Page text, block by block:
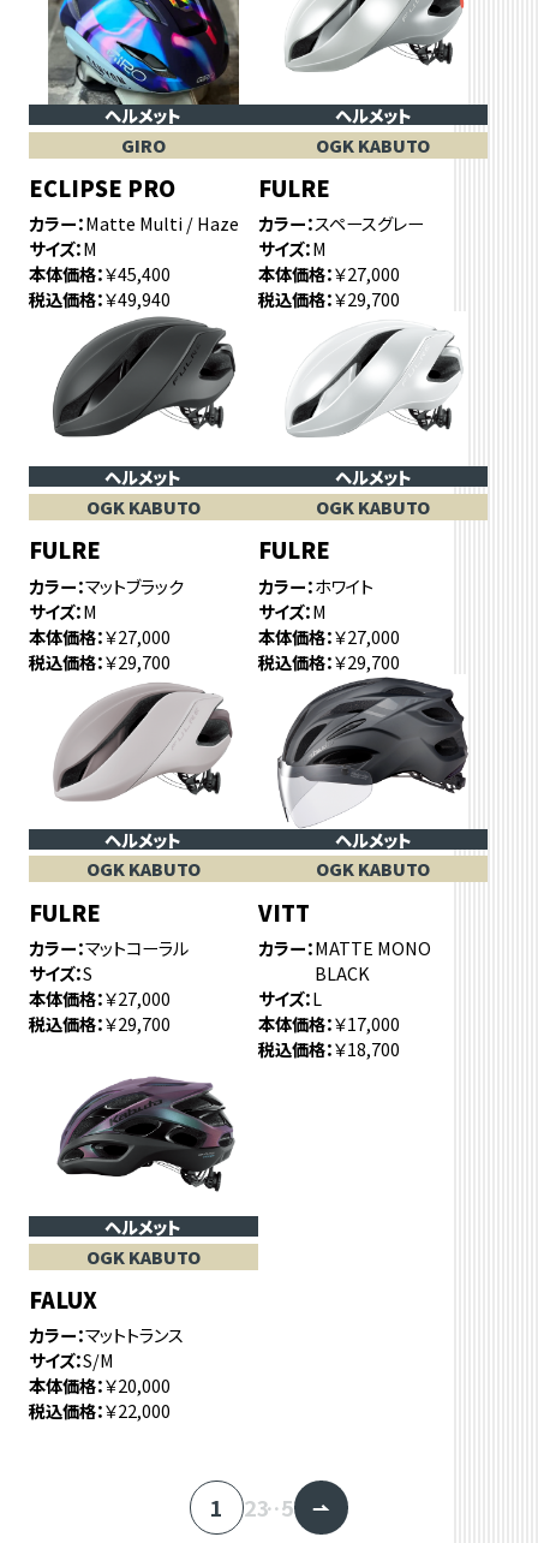
ヘルメット
GIRO
ECLIPSE PRO
カラー Matte Multi / Haze
サイズ M
本体価格 ￥45,400
税込価格 ￥49,940
ヘルメット
OGK KABUTO
FULRE
カラー スペースグレー
サイズ M
本体価格 ￥27,000
税込価格 ￥29,700
ヘルメット
OGK KABUTO
FULRE
カラー マットブラック
サイズ M
本体価格 ￥27,000
税込価格 ￥29,700
ヘルメット
OGK KABUTO
FULRE
カラー ホワイト
サイズ M
本体価格 ￥27,000
税込価格 ￥29,700
ヘルメット
OGK KABUTO
FULRE
カラー マットコーラル
サイズ S
本体価格 ￥27,000
税込価格 ￥29,700
ヘルメット
OGK KABUTO
VITT
カラー MATTE MONO
BLACK
サイズ L
本体価格 ￥17,000
税込価格 ￥18,700
ヘルメット
OGK KABUTO
FALUX
カラー マットトランス
サイズ S/M
本体価格 ￥20,000
税込価格 ￥22,000
1 23…5